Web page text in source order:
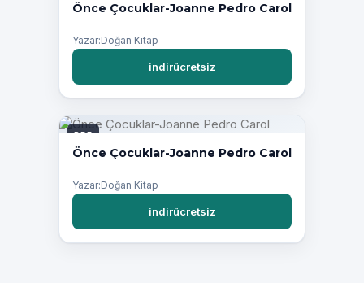
Önce Çocuklar-Joanne Pedro Carol
Yazar:Doğan Kitap
indirücretsiz
PDF
Önce Çocuklar-Joanne Pedro Carol
Yazar:Doğan Kitap
indirücretsiz